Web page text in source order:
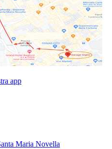
app
Maria Novella